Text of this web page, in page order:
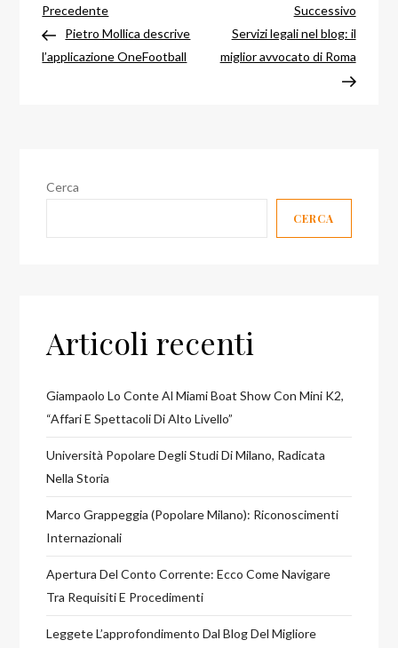
Navigazione
articoli
Articolo
precedente
Precedente
Pietro Mollica descrive
l’applicazione OneFootball
Successivo
Servizi legali nel blog: il
miglior avvocato di Roma
Cerca
CERCA
Articoli recenti
Giampaolo Lo Conte Al Miami Boat Show Con Mini K2,
“affari E Spettacoli Di Alto Livello”
Università Popolare Degli Studi Di Milano, Radicata
Nella Storia
Marco Grappeggia (Popolare Milano): Riconoscimenti
Internazionali
Apertura Del Conto Corrente: Ecco Come Navigare
Tra Requisiti E Procedimenti
Leggete L’approfondimento Dal Blog Del Migliore